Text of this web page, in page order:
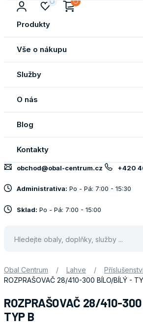
Produkty
Vše o nákupu
Služby
O nás
Blog
Kontakty
obchod@obal-centrum.cz +420
Administrativa: Po - Pá: 7:00 - 15:30
Sklad: Po - Pá: 7:00 - 15:00
Obal Centrum / Lahve /
ROZPRAŠOVAČ 28/410-300 BÍLO/BÍLÝ -
ROZPRAŠOVAČ 28/410-
TYP B